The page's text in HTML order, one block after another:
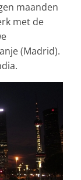
maanden
met de
(Madrid).